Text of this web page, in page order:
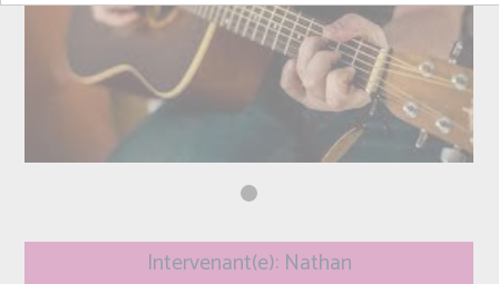
Intervenant(e): Nathan